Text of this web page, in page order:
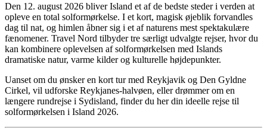
Den 12. august 2026 bliver Island et af de bedste steder i verden at
opleve en total solformørkelse. I et kort, magisk øjeblik forvandles
dag til nat, og himlen åbner sig i et af naturens mest spektakulære
fænomener. Travel Nord tilbyder tre særligt udvalgte rejser, hvor du
kan kombinere oplevelsen af solformørkelsen med Islands
dramatiske natur, varme kilder og kulturelle højdepunkter.
Uanset om du ønsker en kort tur med Reykjavik og Den Gyldne
Cirkel, vil udforske Reykjanes-halvøen, eller drømmer om en
længere rundrejse i Sydisland, finder du her din ideelle rejse til
solformørkelsen i Island 2026.